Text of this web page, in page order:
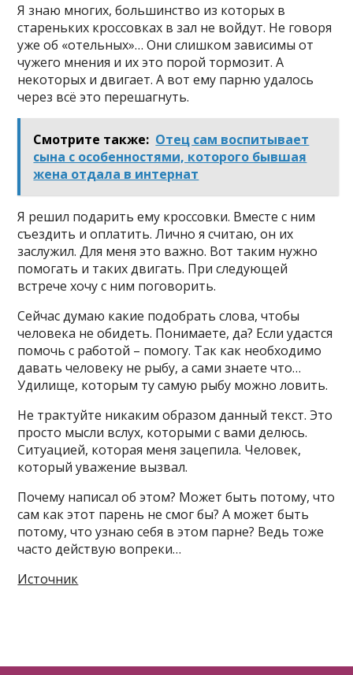
Я знаю многих, большинство из которых в
стареньких кроссовках в зал не войдут. Не говоря
уже об «отельных»… Они слишком зависимы от
чужего мнения и их это порой тормозит. А
некоторых и двигает. А вот ему парню удалось
через всё это перешагнуть.
Смотрите также: Отец сам воспитывает
сына с особенностями, которого бывшая
жена отдала в интернат
Я решил подарить ему кроссовки. Вместе с ним
съездить и оплатить. Лично я считаю, он их
заслужил. Для меня это важно. Вот таким нужно
помогать и таких двигать. При следующей
встрече хочу с ним поговорить.
Сейчас думаю какие подобрать слова, чтобы
человека не обидеть. Понимаете, да? Если удастся
помочь с работой – помогу. Так как необходимо
давать человеку не рыбу, а сами знаете что…
Удилище, которым ту самую рыбу можно ловить.
Не трактуйте никаким образом данный текст. Это
просто мысли вслух, которыми с вами делюсь.
Ситуацией, которая меня зацепила. Человек,
который уважение вызвал.
Почему написал об этом? Может быть потому, что
сам как этот парень не смог бы? А может быть
потому, что узнаю себя в этом парне? Ведь тоже
часто действую вопреки…
Источник